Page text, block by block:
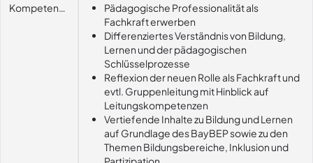
Kompetenzerwerb
Pädagogische Professionalität als
Fachkraft erwerben
Differenziertes Verständnis von Bildung,
Lernen und der pädagogischen
Schlüsselprozesse
Reflexion der neuen Rolle als Fachkraft und
evtl. Gruppenleitung mit Hinblick auf
Leitungskompetenzen
Vertiefende Inhalte zu Bildung und Lernen
auf Grundlage des BayBEP sowie zu den
Themen Bildungsbereiche, Inklusion und